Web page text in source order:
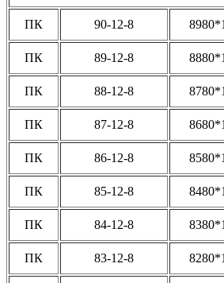
ПК 90-12-8
ПК 89-12-8
ПК 88-12-8
ПК 87-12-8
ПК 86-12-8
ПК 85-12-8
ПК 84-12-8
ПК 83-12-8